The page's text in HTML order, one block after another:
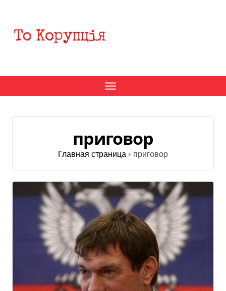
содержанию
приговор
Главная страница » приговор